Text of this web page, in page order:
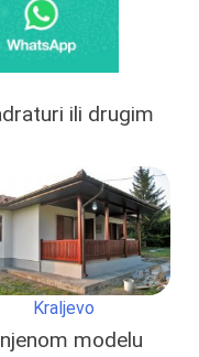
ili drugim
Kraljevo
modelu